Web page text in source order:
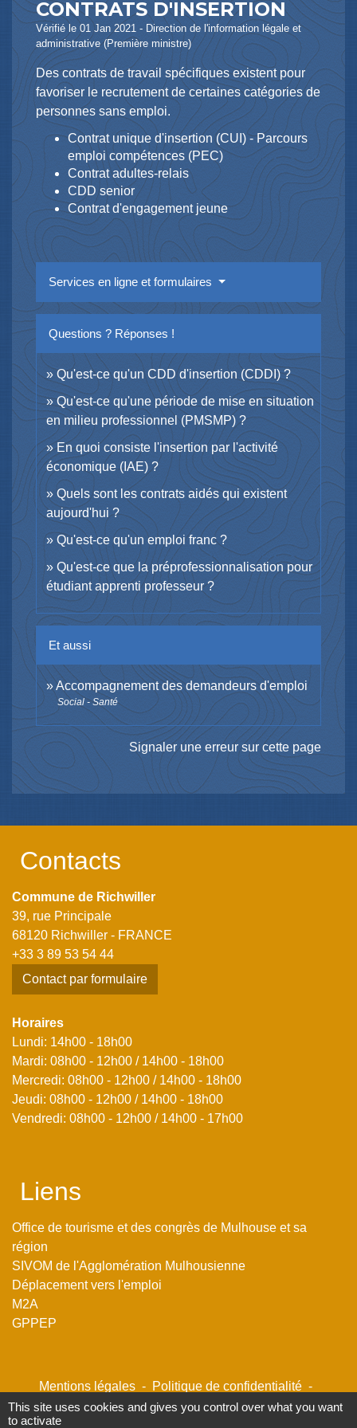
CONTRATS D'INSERTION
Vérifié le 01 Jan 2021 - Direction de l'information légale et
administrative (Première ministre)
Des contrats de travail spécifiques existent pour
favoriser le recrutement de certaines catégories de
personnes sans emploi.
Contrat unique d'insertion (CUI) - Parcours
emploi compétences (PEC)
Contrat adultes-relais
CDD senior
Contrat d'engagement jeune
Services en ligne et formulaires
Questions ? Réponses !
Qu'est-ce qu'un CDD d'insertion (CDDI) ?
Qu'est-ce qu'une période de mise en situation
en milieu professionnel (PMSMP) ?
En quoi consiste l'insertion par l'activité
économique (IAE) ?
Quels sont les contrats aidés qui existent
aujourd'hui ?
Qu'est-ce qu'un emploi franc ?
Qu'est-ce que la préprofessionnalisation pour
étudiant apprenti professeur ?
Et aussi
Accompagnement des demandeurs d'emploi
Social - Santé
Signaler une erreur sur cette page
Contacts
Commune de Richwiller
39, rue Principale
68120 Richwiller - FRANCE
+33 3 89 53 54 44
Contact par formulaire
Horaires
Lundi: 14h00 - 18h00
Mardi: 08h00 - 12h00 / 14h00 - 18h00
Mercredi: 08h00 - 12h00 / 14h00 - 18h00
Jeudi: 08h00 - 12h00 / 14h00 - 18h00
Vendredi: 08h00 - 12h00 / 14h00 - 17h00
Liens
Office de tourisme et des congrès de Mulhouse et sa
région
SIVOM de l'Agglomération Mulhousienne
Déplacement vers l'emploi
M2A
GPPEP
Mentions légales - Politique de confidentialité -
Accessibilité - Plan du site - Gestion des cookies
This site uses cookies and gives you control over what you want
to activate